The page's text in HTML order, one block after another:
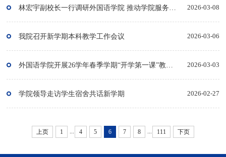
2026-03-08
2026-03-06
我院召开新学期本科教学工作会议
2026-03-03
2026-02-27
学院领导走访学生宿舍共话新学期
上页 1 4 5 6 7 8 111 下页